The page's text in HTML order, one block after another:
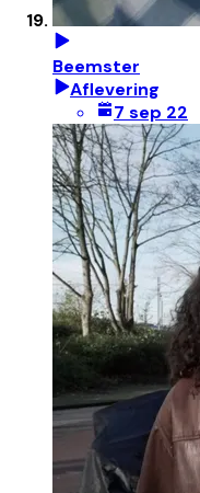
Beemster
Aflevering
7 sep 22